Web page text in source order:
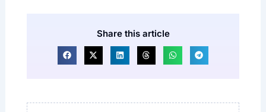
Share this article